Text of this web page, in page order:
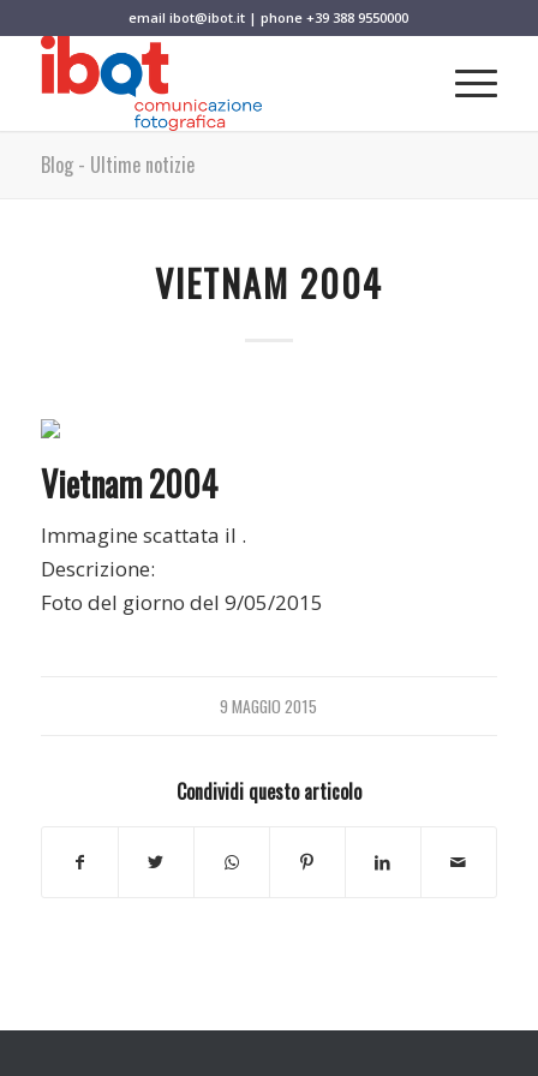
emailibot@ibot.it | phone+39 388 9550000
Blog - Ultime notizie
VIETNAM 2004
Vietnam 2004
Immagine scattata il .
Descrizione:
Foto del giorno del 9/05/2015
9 MAGGIO 2015
Condividi questo articolo